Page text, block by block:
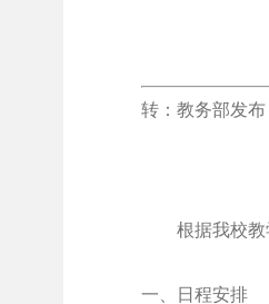
转：教务部发布
根据我校教
一、日程安排